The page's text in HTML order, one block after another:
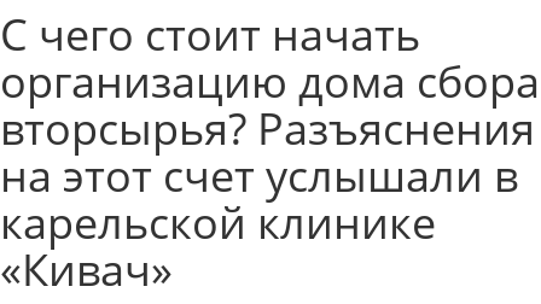
С чего стоит начать
организацию дома сбора
вторсырья? Разъяснения
на этот счет услышали в
карельской клинике
«Кивач»